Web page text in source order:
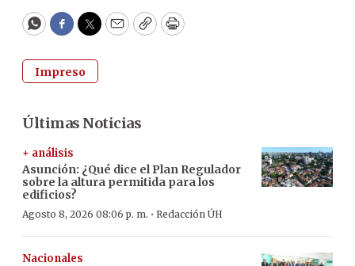
WhatsApp
Facebook
Twitter
EmailCopyPrint
Impreso
Últimas Noticias
+ análisis
Asunción: ¿Qué dice el Plan Regulador
sobre la altura permitida para los
edificios?
Agosto 8, 2026 08:06 p. m. · Redacción ÚH
Nacionales